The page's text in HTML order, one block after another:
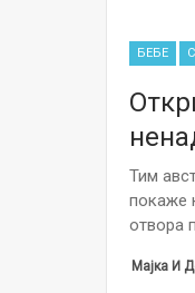
БЕБЕ
Тим
покаже
отвора
Мајка И